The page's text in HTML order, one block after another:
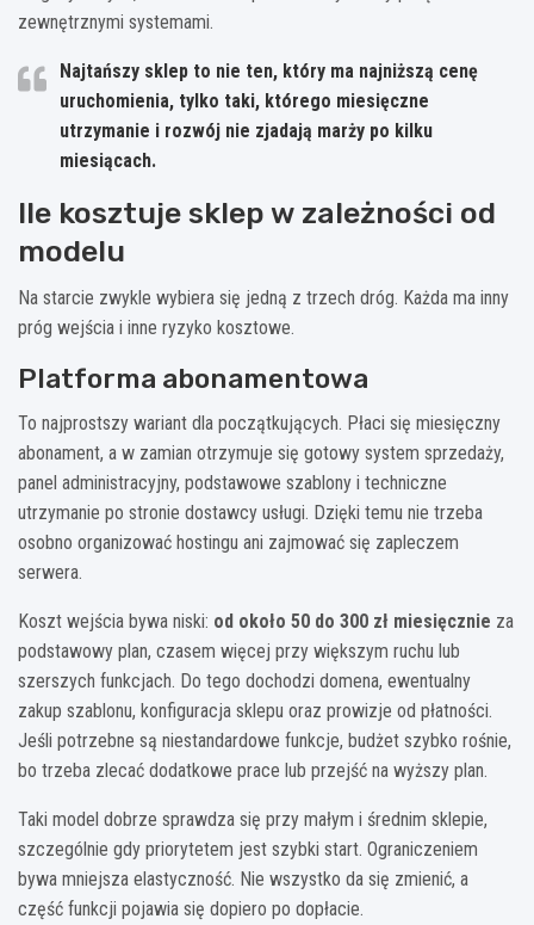
zewnętrznymi systemami.
Najtańszy sklep to nie ten, który ma najniższą cenę
uruchomienia, tylko taki, którego miesięczne
utrzymanie i rozwój nie zjadają marży po kilku
miesiącach.
Ile kosztuje sklep w zależności od
modelu
Na starcie zwykle wybiera się jedną z trzech dróg. Każda ma inny
próg wejścia i inne ryzyko kosztowe.
Platforma abonamentowa
To najprostszy wariant dla początkujących. Płaci się miesięczny
abonament, a w zamian otrzymuje się gotowy system sprzedaży,
panel administracyjny, podstawowe szablony i techniczne
utrzymanie po stronie dostawcy usługi. Dzięki temu nie trzeba
osobno organizować hostingu ani zajmować się zapleczem
serwera.
Koszt wejścia bywa niski: od około 50 do 300 zł miesięcznie za
podstawowy plan, czasem więcej przy większym ruchu lub
szerszych funkcjach. Do tego dochodzi domena, ewentualny
zakup szablonu, konfiguracja sklepu oraz prowizje od płatności.
Jeśli potrzebne są niestandardowe funkcje, budżet szybko rośnie,
bo trzeba zlecać dodatkowe prace lub przejść na wyższy plan.
Taki model dobrze sprawdza się przy małym i średnim sklepie,
szczególnie gdy priorytetem jest szybki start. Ograniczeniem
bywa mniejsza elastyczność. Nie wszystko da się zmienić, a
część funkcji pojawia się dopiero po dopłacie.